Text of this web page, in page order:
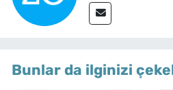
Bunlar da ilginizi